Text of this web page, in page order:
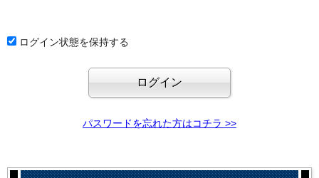
ログイン状態を保持する
パスワードを忘れた方はコチラ >>